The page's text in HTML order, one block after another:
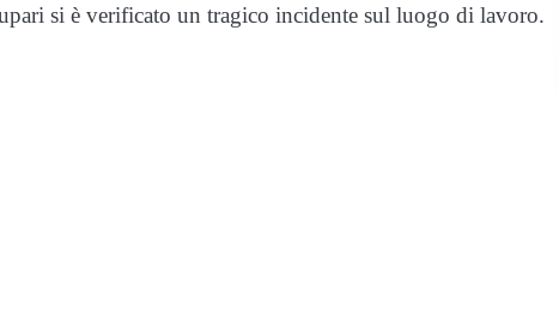
si è verificato un tragico incidente sul luogo di lavoro.